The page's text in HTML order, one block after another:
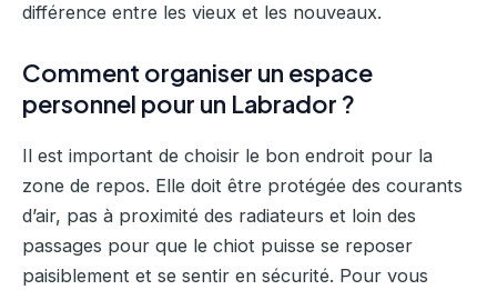
différence entre les vieux et les nouveaux.
Comment organiser un espace
personnel pour un Labrador ?
Il est important de choisir le bon endroit pour la
zone de repos. Elle doit être protégée des courants
d’air, pas à proximité des radiateurs et loin des
passages pour que le chiot puisse se reposer
paisiblement et se sentir en sécurité. Pour vous